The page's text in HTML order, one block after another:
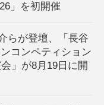
」を初開催
らが登壇、「長谷
コンペティション
」が8月19日に開